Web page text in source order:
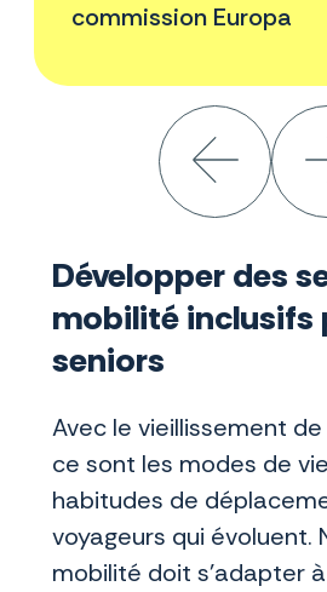
commission Europa
Développer des
mobilité inclusifs
seniors
Avec le vieillissement
ce sont les modes de
habitudes de
voyageurs qui évoluent.
mobilité doit s’adapter